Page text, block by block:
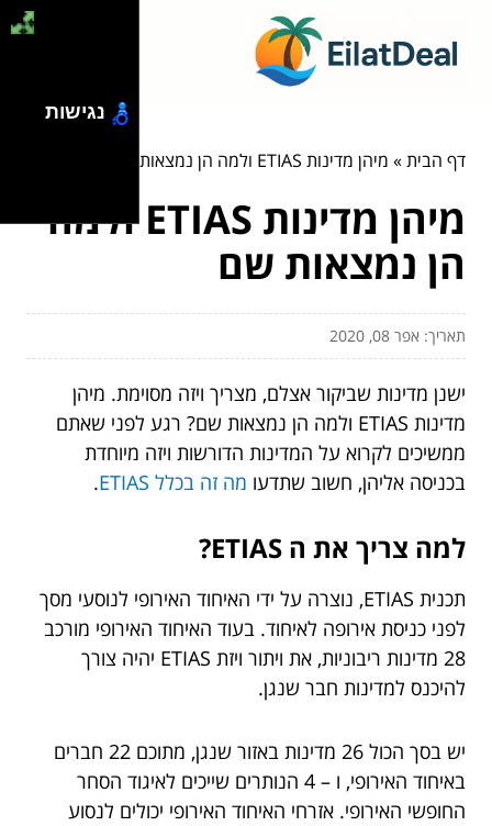
דף הבית» מיהן מדינות ETIAS ולמה הן נמצאות שם
מיהן מדינות ETIAS ולמה
הן נמצאות שם
תאריך: אפר 08, 2020
ישנן מדינות שביקור אצלם, מצריך ויזה מסוימת. מיהן
מדינות ETIAS ולמה הן נמצאות שם? רגע לפני שאתם
ממשיכים לקרוא על המדינות הדורשות ויזה מיוחדת
בכניסה אליהן, חשוב שתדעו מה זה בכלל ETIAS .
למה צריך את ה ETIAS?
תכנית ETIAS, נוצרה על ידי האיחוד האירופי לנוסעי מסך
לפני כניסת אירופה לאיחוד. בעוד האיחוד האירופי מורכב
28 מדינות ריבוניות, את ויתור ויזת ETIAS יהיה צורך
להיכנס למדינות חבר שנגן.
יש בסך הכול 26 מדינות באזור שנגן, מתוכם 22 חברים
באיחוד האירופי, ו – 4 הנותרים שייכים לאיגוד הסחר
החופשי האירופי. אזרחי האיחוד האירופי יכולים לנסוע
נגישות